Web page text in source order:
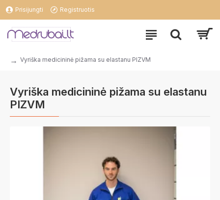
Prisijungti Registruotis
Vyriška medicininė pižama su elastanu PIZVM
Vyriška medicininė pižama su elastanu
PIZVM